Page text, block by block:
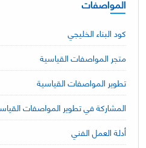
المواصفات
كود البناء الخليجي
متجر المواصفات القياسية
تطوير المواصفات القياسية
المشاركة في تطوير المواصفات
أدلة العمل الفني